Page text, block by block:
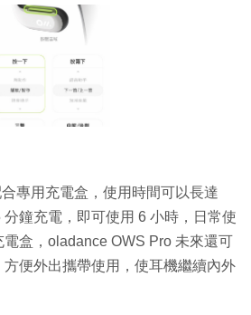
專用充電盒，使用時間可以長達
鐘充電，即可使用 6 小時，日常使
盒，oladance OWS Pro 未來還可
方便外出攜帶使用，使耳機繼續內外